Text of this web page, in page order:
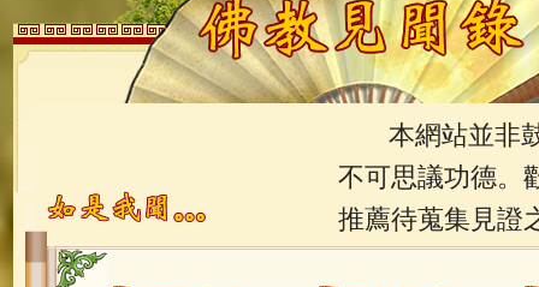
本網站並非鼓
不可思議功德。
推薦待蒐集見證